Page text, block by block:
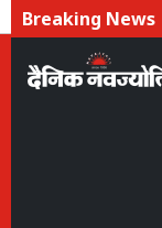
Breaking News